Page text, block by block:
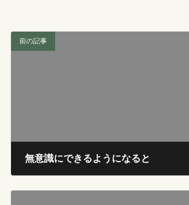
前の記事
無意識にできるようになると